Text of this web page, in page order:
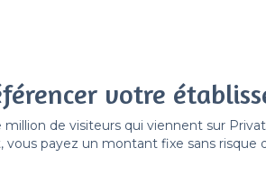
votre
million de visiteurs qui viennent sur
payez un montant fixe sans risque